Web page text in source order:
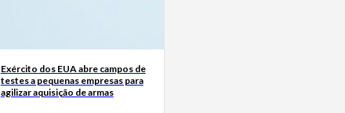
Exército dos EUA abre campos de
testes a pequenas empresas para
agilizar aquisição de armas